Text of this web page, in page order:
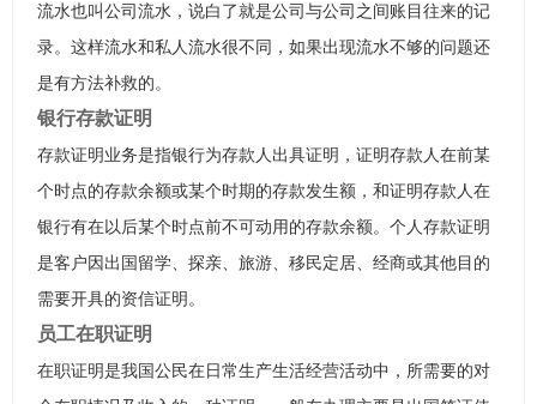
流水也叫公司流水，说白了就是公司与公司之间账目往来的记
录。这样流水和私人流水很不同，如果出现流水不够的问题还
是有方法补救的。
银行存款证明
存款证明业务是指银行为存款人出具证明，证明存款人在前某
个时点的存款余额或某个时期的存款发生额，和证明存款人在
银行有在以后某个时点前不可动用的存款余额。个人存款证明
是客户因出国留学、探亲、旅游、移民定居、经商或其他目的
需要开具的资信证明。
员工在职证明
在职证明是我国公民在日常生产生活经营活动中，所需要的对